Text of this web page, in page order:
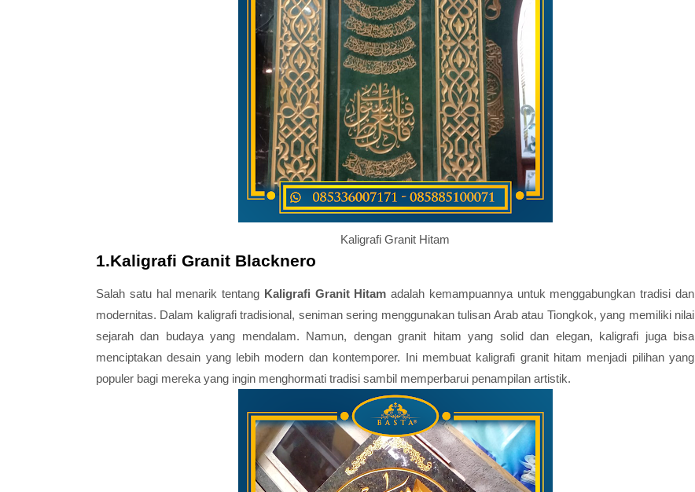
Kaligrafi Granit Hitam
1.Kaligrafi Granit Blacknero
Salah satu hal menarik tentang Kaligrafi Granit Hitamadalah kemampuannya untuk menggabungkan tradisi dan
modernitas. Dalam kaligrafi tradisional, seniman sering menggunakan tulisan Arab atau Tiongkok, yang memiliki nilai
sejarah dan budaya yang mendalam. Namun, dengan granit hitam yang solid dan elegan, kaligrafi juga bisa
menciptakan desain yang lebih modern dan kontemporer. Ini membuat kaligrafi granit hitam menjadi pilihan yang
populer bagi mereka yang ingin menghormati tradisi sambil memperbarui penampilan artistik.